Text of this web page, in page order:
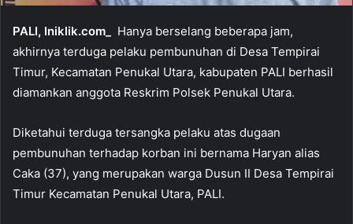
PALI, Iniklik.com_
Hanya berselang beberapa jam,
akhirnya terduga pelaku pembunuhan di Desa Tempirai
Timur, Kecamatan Penukal Utara, kabupaten PALI berhasil
diamankan anggota Reskrim Polsek Penukal Utara.
Diketahui terduga tersangka pelaku atas dugaan
pembunuhan terhadap korban ini bernama Haryan alias
Caka (37), yang merupakan warga Dusun II Desa Tempirai
Timur Kecamatan Penukal Utara, PALI.